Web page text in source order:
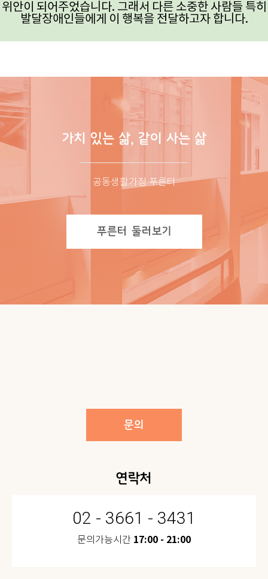
위안이 되어주었습니다. 그래서 다른 소중한 사람들 특히
발달장애인들에게 이 행복을 전달하고자 합니다.
가치 있는 삶, 같이 사는 삶
공동생활가정 푸른터
푸른터 둘러보기
문의
연락처
02 - 3661 - 3431
문의가능시간 17:00 - 21:00